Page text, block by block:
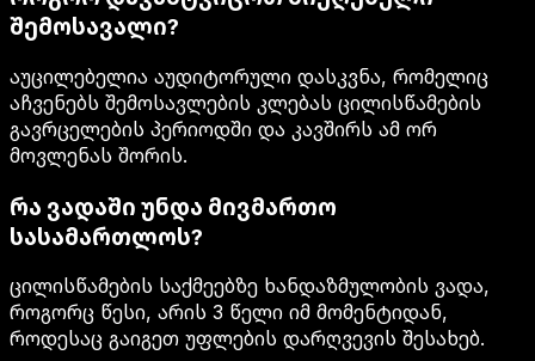
შემოსავალი?
აუცილებელია აუდიტორული დასკვნა, რომელიც
აჩვენებს შემოსავლების კლებას ცილისწამების
გავრცელების პერიოდში და კავშირს ამ ორ
მოვლენას შორის.
რა ვადაში უნდა მივმართო
სასამართლოს?
ცილისწამების საქმეებზე ხანდაზმულობის ვადა,
როგორც წესი, არის 3 წელი იმ მომენტიდან,
როდესაც გაიგეთ უფლების დარღვევის შესახებ.